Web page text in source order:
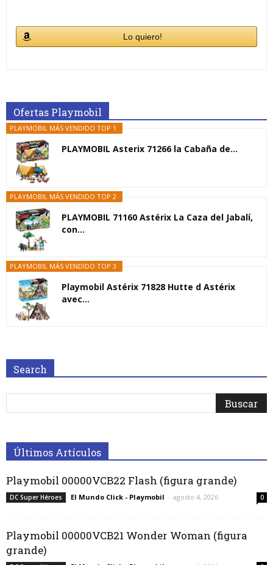
Lo quiero!
Ofertas Playmobil
PLAYMOBIL MÁS VENDIDO TOP 1
PLAYMOBIL Asterix 71266 la Cabaña de...
PLAYMOBIL MÁS VENDIDO TOP 2
PLAYMOBIL 71160 Astérix La Caza del Jabalí,
con...
PLAYMOBIL MÁS VENDIDO TOP 3
Playmobil Astérix 71828 Hutte d Astérix
avec...
Search
Últimos Artículos
Playmobil 00000VCB22 Flash (figura grande)
DC Super Héroes El Mundo Click - Playmobil - agosto 4, 2026 0
Playmobil 00000VCB21 Wonder Woman (figura
grande)